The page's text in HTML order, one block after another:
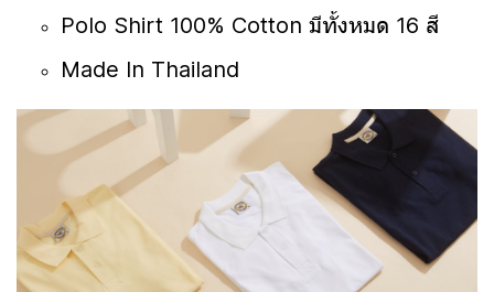
Polo Shirt 100% Cotton มีทั้งหมด 16 สี
Made In Thailand